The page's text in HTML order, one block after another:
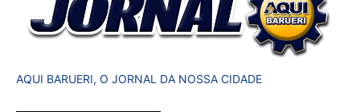
AQUI BARUERI, O JORNAL DA NOSSA CIDADE